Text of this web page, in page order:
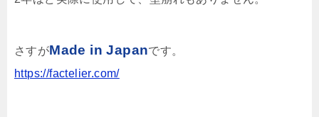
さすがMade in Japanです。
https://factelier.com/